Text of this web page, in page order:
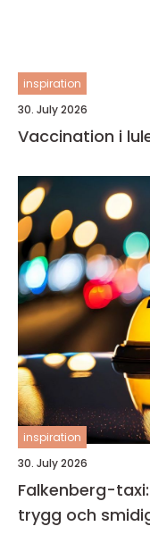
inspiration
30. July 2026
inspiration
30. July 2026
Falkenberg-
trygg och